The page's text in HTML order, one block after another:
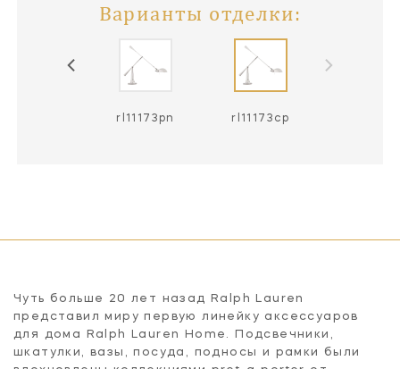
Варианты отделки:
rl11173pn rl11173cp
Чуть больше 20 лет назад Ralph Lauren
представил миру первую линейку аксессуаров
для дома Ralph Lauren Home. Подсвечники,
шкатулки, вазы, посуда, подносы и рамки были